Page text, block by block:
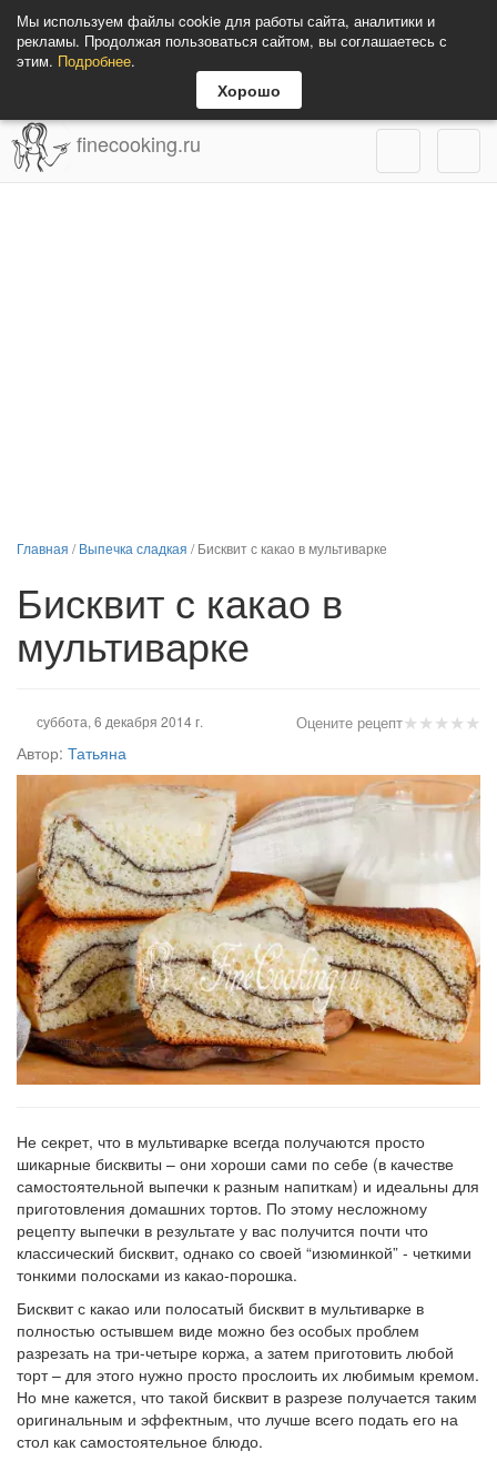
Мы используем файлы cookie для работы сайта, аналитики и
рекламы. Продолжая пользоваться сайтом, вы соглашаетесь с
этим. Подробнее.
Хорошо
finecooking.ru
Главная /Выпечка сладкая /Бисквит с какао в мультиварке
Бисквит с какао в
мультиварке
★★★★★
Оцените рецепт
суббота, 6 декабря 2014 г.
Автор: Татьяна
Не секрет, что в мультиварке всегда получаются просто
шикарные бисквиты – они хороши сами по себе (в качестве
самостоятельной выпечки к разным напиткам) и идеальны для
приготовления домашних тортов. По этому несложному
рецепту выпечки в результате у вас получится почти что
классический бисквит, однако со своей “изюминкой” - четкими
тонкими полосками из какао-порошка.
Бисквит с какао или полосатый бисквит в мультиварке в
полностью остывшем виде можно без особых проблем
разрезать на три-четыре коржа, а затем приготовить любой
торт – для этого нужно просто прослоить их любимым кремом.
Но мне кажется, что такой бисквит в разрезе получается таким
оригинальным и эффектным, что лучше всего подать его на
стол как самостоятельное блюдо.